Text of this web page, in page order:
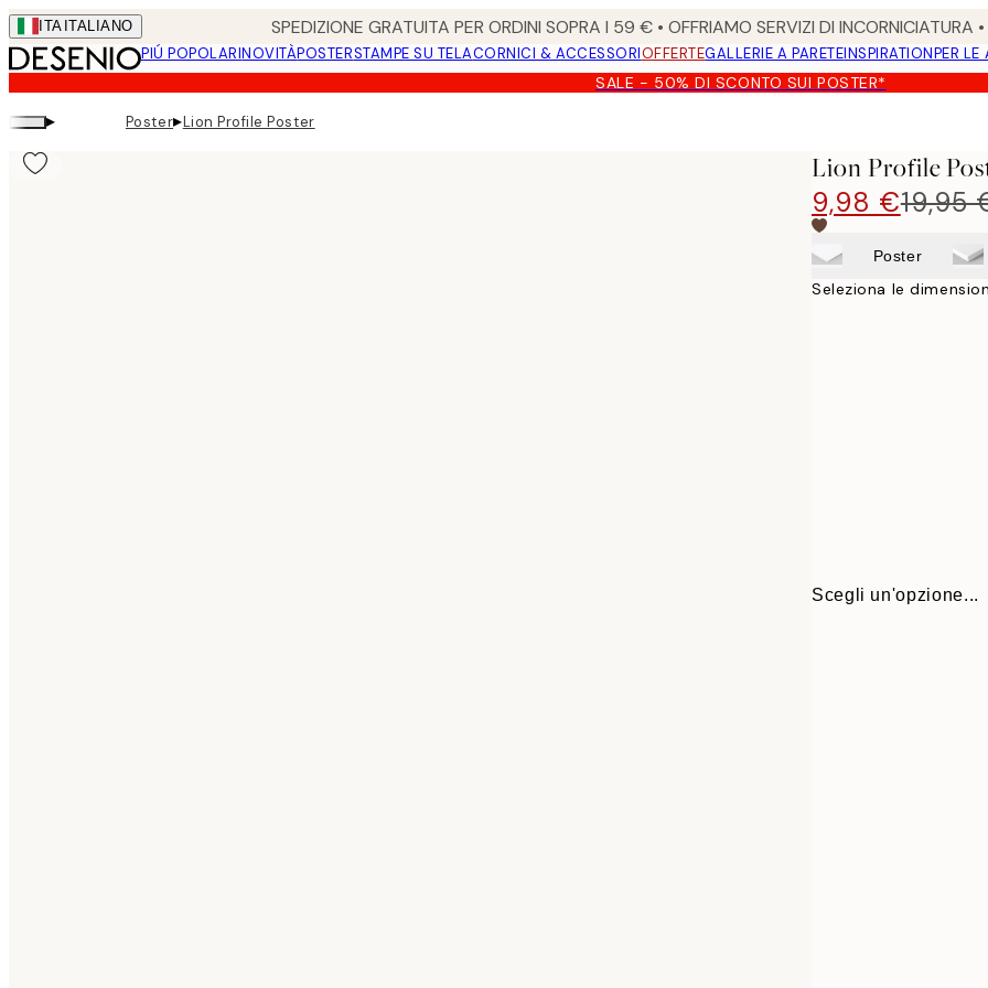
Skip
to
main
content.
ITA ITALIANO SPEDIZIONE GRATUITA PER ORDINI SOPRA I 59 € • OFFRIAMO SERVIZI DI
PIÚ POPOLARINOVITÀPOSTERSTAMPE SU TELACORNICI & ACCESSORIOFFERTEGALLERIE A PARETEINSPIRATIONPER LE
SALE - 50% DI SCONTO SUI POSTER*
▸ Poster▸Lion Profile Poster
Lion Profile
9,98 €19,95
Poster
Seleziona le
Scegli un'opzione...